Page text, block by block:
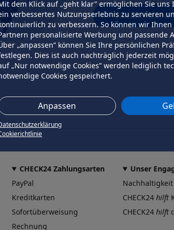
dem Klick auf „geht klar” ermöglichen Sie uns
verbessertes Nutzungserlebnis zu servieren
zu verbessern. So können wir
personalisierte Werbung und passende
„anpassen” können Sie Ihre persönlichen
Dies ist auch nachträglich jederzeit
„Nur notwendige Cookies” werden lediglich
Cookies gespeichert.
Anpassen
erneut versuchen
CHECK24 Zahlungsarten
PayPal
Kreditkarten
Sofortüberweisung
Rechnung
Unser
Nachhaltigkeit
CHECK24 hilft
CHECK24 hilft